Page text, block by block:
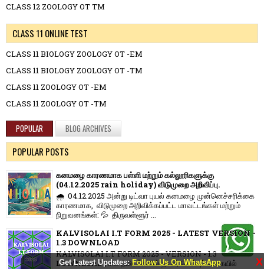
Get Latest Updates:Follow Us On WhatsApp X
CLASS 12 ZOOLOGY OT TM
CLASS 11 ONLINE TEST
CLASS 11 BIOLOGY ZOOLOGY OT -EM
CLASS 11 BIOLOGY ZOOLOGY OT -TM
CLASS 11 ZOOLOGY OT -EM
CLASS 11 ZOOLOGY OT -TM
POPULAR BLOG ARCHIVES
POPULAR POSTS
கனமழை காரணமாக பள்ளி மற்றும் கல்லூரிகளுக்கு
(04.12.2025 rain holiday) விடுமுறை அறிவிப்பு.
🌧️ 04.12.2025 அன்று டிட்வா புயல் கனமழை முன்னெச்சரிக்கை
காரணமாக, விடுமுறை அறிவிக்கப்பட்ட மாவட்டங்கள் மற்றும்
நிறுவனங்கள்: 💦 திருவள்ளூர் ...
KALVISOLAI I.T FORM 2025 - LATEST VERSION -
1.3 DOWNLOAD
KALVISOLAI I.T FORM 2025 - VERSION - 1.3
DOWNLOAD | சில நிமிடங்களில் தயார் செய்யும் வகையில்